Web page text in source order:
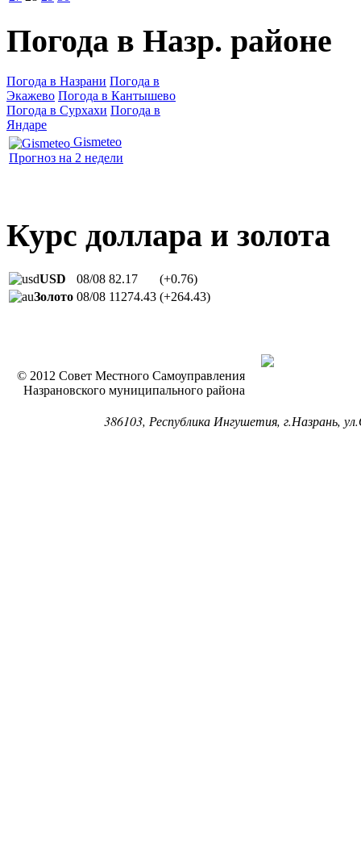
Погода в Назр. районе
Погода в Назрани Погода в
Экажево Погода в Кантышево
Погода в Сурхахи Погода в
Яндаре
Gismeteo
Прогноз на 2 недели
Курс доллара и золота
USD 08/08 82.17
(+0.76)
Золото 08/08 11274.43 (+264.43)
© 2012 Совет Местного Самоуправления
Назрановского муниципального района
386103, Республика Ингушетия, г.Назрань,